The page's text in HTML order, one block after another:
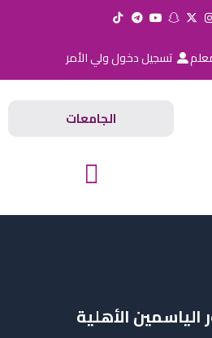
تسجيل دخول ولي الأمر
الجامعات
الياسمين الأهلية